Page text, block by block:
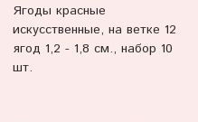
Ягоды красные
искусственные, на ветке 12
ягод 1,2 - 1,8 см., набор 10
шт.